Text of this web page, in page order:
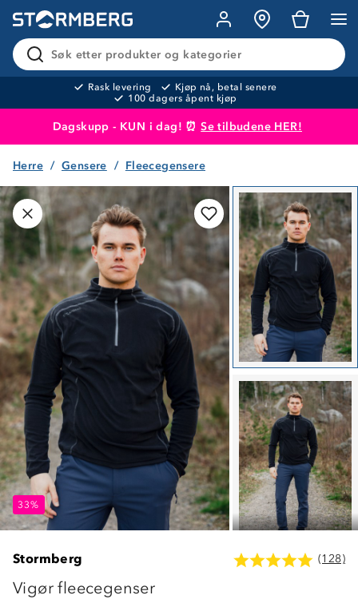
Søk etter produkter og kategorier
Rask levering
Kjøp nå, betal senere
100 dagers åpent kjøp
Dagskupp - KUN i dag! ⏰Se tilbudene HER!
Produktet er lagt i handlekurven
Herre Gensere Fleecegensere
33% 33%
33%
Stormberg (128)
Vigør fleecegenser